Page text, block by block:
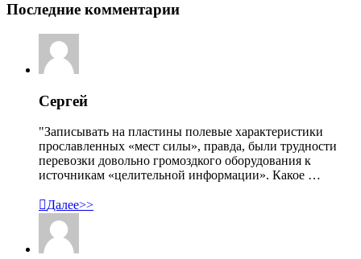
Последние комментарии
Сергей
"Записывать на пластины полевые характеристики
прославленных «мест силы», правда, были трудности
перевозки довольно громоздкого оборудования к
источникам «целительной информации». Какое …
Далее>>